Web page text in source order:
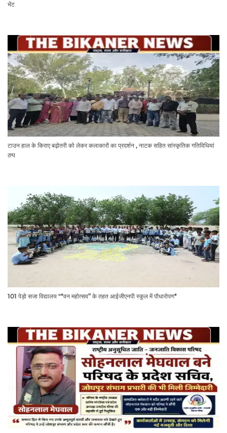
भेंट
टाउन हाल के किराए बढ़ोतरी को लेकर कलाकारों का प्रदर्शन , नाटक सहित सांस्कृतिक गतिविधियां
ठप्प
101 पेड़ो सजा विद्यालय "*वन महोत्सव” के तहत आईजीएनपी स्कूल में पौधारोपण*